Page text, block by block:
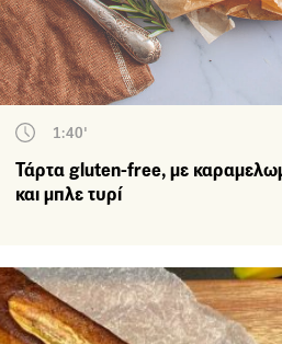
1:40'
Τάρτα gluten-free, με
και μπλε τυρί